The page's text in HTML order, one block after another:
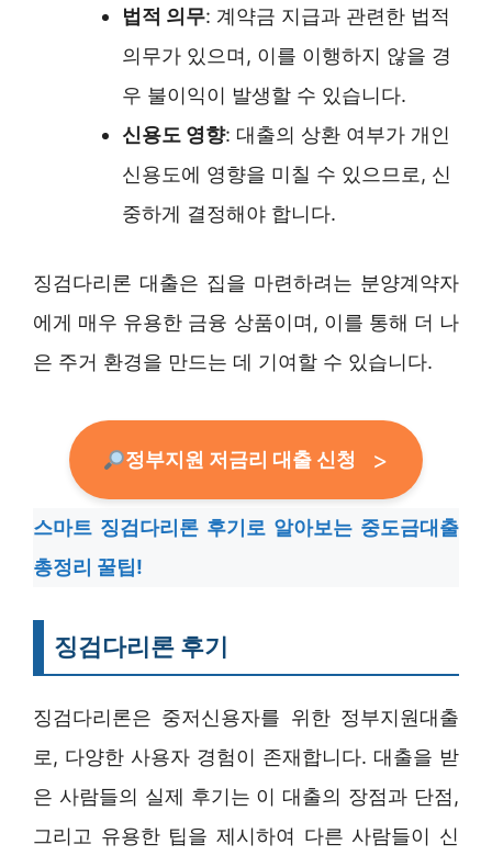
법적 의무: 계약금 지급과 관련한 법적
의무가 있으며, 이를 이행하지 않을 경
우 불이익이 발생할 수 있습니다.
신용도 영향: 대출의 상환 여부가 개인
신용도에 영향을 미칠 수 있으므로, 신
중하게 결정해야 합니다.
징검다리론 대출은 집을 마련하려는 분양계약자
에게 매우 유용한 금융 상품이며, 이를 통해 더 나
은 주거 환경을 만드는 데 기여할 수 있습니다.
정부지원 저금리 대출 신청
스마트 징검다리론 후기로 알아보는 중도금대출
총정리 꿀팁!
징검다리론 후기
징검다리론은 중저신용자를 위한 정부지원대출
로, 다양한 사용자 경험이 존재합니다. 대출을 받
은 사람들의 실제 후기는 이 대출의 장점과 단점,
그리고 유용한 팁을 제시하여 다른 사람들이 신